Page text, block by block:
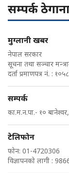
सम्पर्क ठेगाना
मुग्लानी खबर
नेपाल सरकार
सूचना तथा सञ्चार
दर्ता प्रमाणपत्र नं. :
सम्पर्क
का.म.न.पा.- १०
टेलिफोन
फोन: 01-4720306
विज्ञापनको लागी :